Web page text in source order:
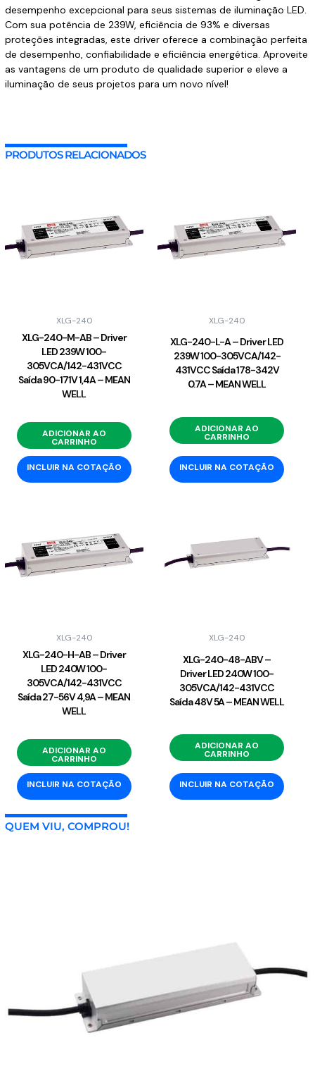
desempenho excepcional para seus sistemas de iluminação LED.
Com sua potência de 239W, eficiência de 93% e diversas
proteções integradas, este driver oferece a combinação perfeita
de desempenho, confiabilidade e eficiência energética. Aproveite
as vantagens de um produto de qualidade superior e eleve a
iluminação de seus projetos para um novo nível!
PRODUTOS RELACIONADOS
XLG-240
XLG-240-M-AB – Driver
LED 239W 100-
305VCA/142-431VCC
Saída 90-171V 1,4A – MEAN
WELL
ADICIONAR AO
CARRINHO
INCLUIR NA COTAÇÃO
XLG-240
XLG-240-L-A – Driver LED
239W 100-305VCA/142-
431VCC Saída 178-342V
0.7A – MEAN WELL
ADICIONAR AO
CARRINHO
INCLUIR NA COTAÇÃO
XLG-240
XLG-240-H-AB – Driver
LED 240W 100-
305VCA/142-431VCC
Saída 27-56V 4,9A – MEAN
WELL
ADICIONAR AO
CARRINHO
INCLUIR NA COTAÇÃO
XLG-240
XLG-240-48-ABV –
Driver LED 240W 100-
305VCA/142-431VCC
Saída 48V 5A – MEAN WELL
ADICIONAR AO
CARRINHO
INCLUIR NA COTAÇÃO
QUEM VIU, COMPROU!